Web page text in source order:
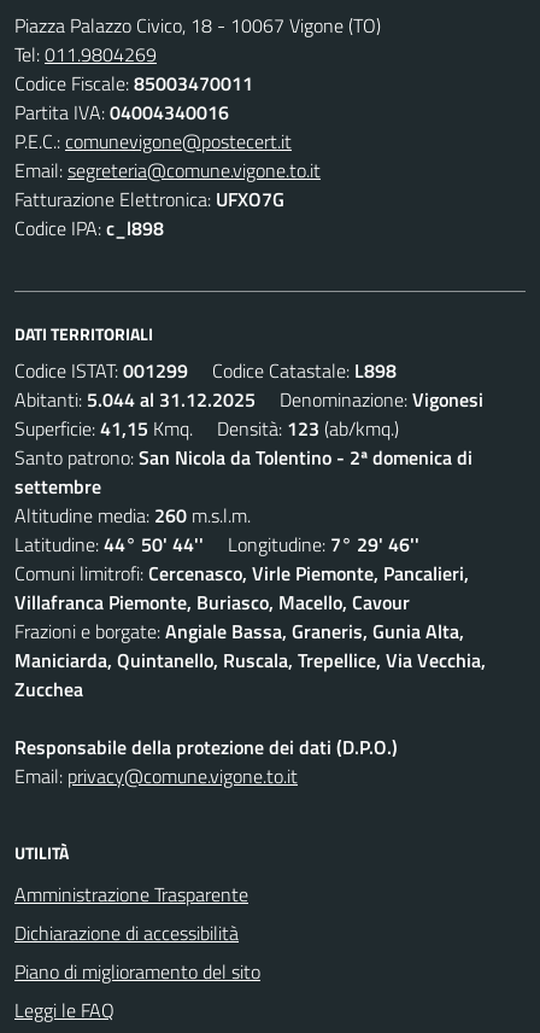
Piazza Palazzo Civico, 18 - 10067 Vigone (TO)
Tel:011.9804269
Codice Fiscale:85003470011
Partita IVA:04004340016
P.E.C.:comunevigone@postecert.it
Email:segreteria@comune.vigone.to.it
Fatturazione Elettronica: UFXO7G
Codice IPA:c_l898
DATI TERRITORIALI
Codice ISTAT:001299 Codice Catastale: L898
Abitanti: 5.044 al 31.12.2025 Denominazione:Vigonesi
Superficie:41,15 Kmq. Densità: 123 (ab/kmq.)
Santo patrono:San Nicola da Tolentino - 2ª domenica di
settembre
Altitudine media: 260 m.s.l.m.
Latitudine:44° 50' 44'' Longitudine: 7° 29' 46''
Comuni limitrofi:Cercenasco, Virle Piemonte, Pancalieri,
Villafranca Piemonte, Buriasco, Macello, Cavour
Frazioni e borgate:Angiale Bassa, Graneris, Gunia Alta,
Maniciarda, Quintanello, Ruscala, Trepellice, Via Vecchia,
Zucchea
Responsabile della protezione dei dati (D.P.O.)
Email: privacy@comune.vigone.to.it
UTILITÀ
Amministrazione Trasparente
Dichiarazione di accessibilità
Piano di miglioramento del sito
Leggi le FAQ